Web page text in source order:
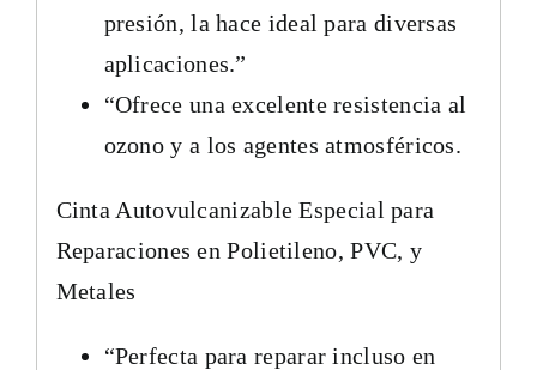
presión, la hace ideal para diversas
aplicaciones.”
“Ofrece una excelente resistencia al
ozono y a los agentes atmosféricos.
Cinta Autovulcanizable Especial para
Reparaciones en Polietileno, PVC, y
Metales
“Perfecta para reparar incluso en